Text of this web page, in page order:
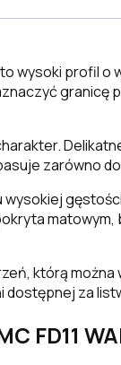
to wysoki profil o
zarówno
którą
dostępnej za
FD11